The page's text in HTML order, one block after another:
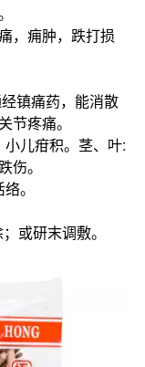
，痈肿，跌打损
镇痛药，能消散
节疼痛。
小儿疳积。茎、叶:
伤。
。
或研末调敷。